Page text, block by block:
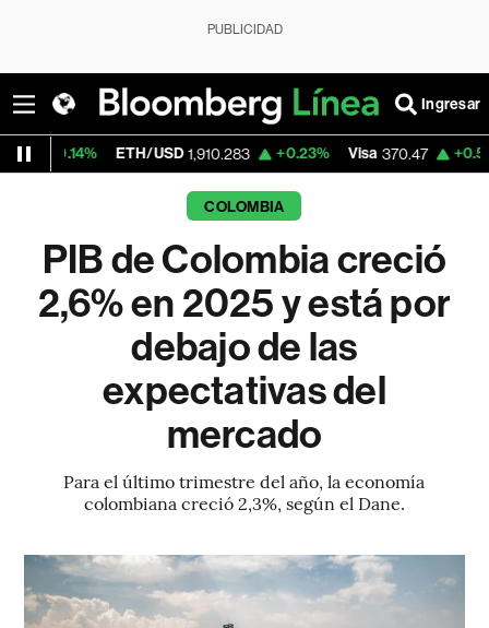
PUBLICIDAD
Ingresar
ETH/USD 1,910.283 +0.23% Visa 370.47 +0.52%
COLOMBIA
PIB de Colombia creció
2,6% en 2025 y está por
debajo de las
expectativas del
mercado
Para el último trimestre del año, la economía
colombiana creció 2,3%, según el Dane.